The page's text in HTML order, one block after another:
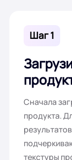
Шаг 1
Сначала
продукта.
текстуры